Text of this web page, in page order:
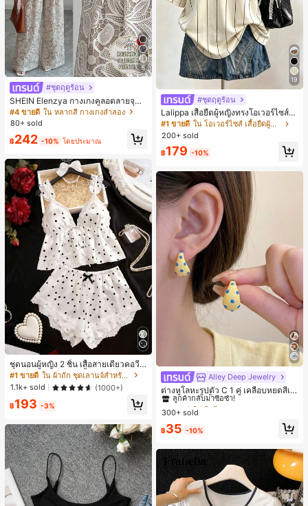
5
#ชุดฤดูร้อน
SHEIN Elenzya กางเกงคูลอตลายจุดเ
อวสูงแบบใหม่สำหรับฤดูใบไม้ผลิ/ฤดูร้อ
น, สไตล์หรูหราเหมาะสำหรับใส่ในชีวิต
ประจำวันและทำงาน, ให้ความรู้สึกวินเ
ทจสำหรับฤดูรับปริญญา, เทศกาลดนตร
ี, การแข่งม้าดาร์บี้, วันประกาศอิสรภาพ
#4 ขายดี ใน หลากสี กางเกงลำลอง
80+ sold
฿242 -10% โดยประมาณ
ชุดนอนผู้หญิง 2 ชิ้น เสื้อสายเดี่ยวคอวีลู
กไม้ พร้อมกางเกงขาสั้นแต่งลูกไม้ แต่ง
โบว์ที่เอว ชุดลำลองผู้หญิงนุ่มสบายน่ารั
ก สไตล์เอสเธติก
#1 ขายดี
ใน ผ้าถัก ชุดเลานจ์สำหรับผู้หญิง
1.1k+ sold
(1000+)
฿193 -3%
19
#ชุดฤดูร้อน
Lalippa เสื้อยืดผู้หญิงทรงโอเวอร์ไซส์ค
วามยาวกลาง คอกลม ไหล่ตก ลายพิมพ์
ตัวอักษรและลายทางแนวตั้ง สไตล์แฟชั่
นมินิมอล ของขวัญให้เพื่อน
#1 ขายดี
ใน โอเวอร์ไซส์ เสื้อยืดผู้หญิง
200+ sold
฿179 -10%
Alley Deep Jewelry
ต่างหูโลหะรูปตัว C 1 คู่ เคลือบหยดสีเห
ลือง ลายจุดสีน้ำเงิน สไตล์ยุโรปและอเม
ริกัน แฟชั่นส่วนตัว หวานและสง่างาม
ดินทาง งานแต่งงาน ปาร์ตี้ วันเกิด ของ
#1 ขายดี ใน โบโฮ ต่างหูผู้หญิง
ลูกค้ากลับมาซื้อซ้ำ!
เกือบหมดแล้ว!
#1 ขายดี ใน โบโฮ ต่างหูผู้หญิง
ลูกค้ากลับมาซื้อซ้ำ!
เกือบหมดแล้ว!
#1 ขายดี ใน โบโฮ ต่างหูผู้หญิง
ลูกค้ากลับมาซื้อซ้ำ!
เกือบหมดแล้ว!
#1 ขายดี
ใน โบโฮ ต่างหูผู้หญิง
เกือบหมดแล้ว!
300+ sold
฿35 -10%